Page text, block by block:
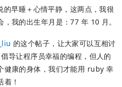
的早睡＋心情平静，这两点，我很
我的出生年月是：77 年 10 月。
的这个帖子，让大家可以互相讨
导让程序员幸福的编程，但人的
健康的身体，我们才能用 ruby 幸
！